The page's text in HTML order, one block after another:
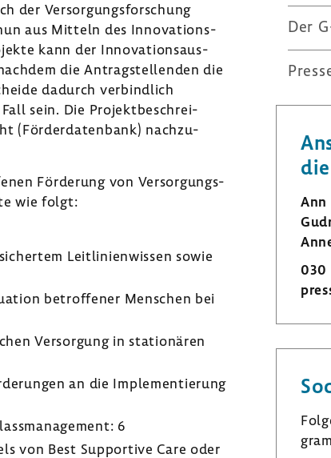
der Versor­gungs­for­schung
aus Mitteln des Inno­va­ti­ons­
kann der Inno­va­ti­ons­aus­
die Antrag­stel­lenden die
dadurch verbind­lich
sein. Die Projekt­be­schrei­
(Förder­da­ten­bank) nach­zu­
Förde­rung von Versor­gungs­
wie folgt:
Leit­li­ni­en­wissen sowie
betrof­fener Menschen bei
Versor­gung in statio­nären
an die Imple­men­tie­rung
6
von Best Suppor­tive Care oder
Der
Ann
030